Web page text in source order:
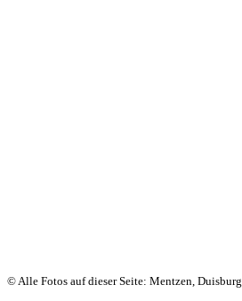
© Alle Fotos auf dieser Seite: Mentzen, Duisburg